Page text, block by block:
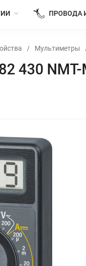
ПРОВОДА
/ Мультиметры
430